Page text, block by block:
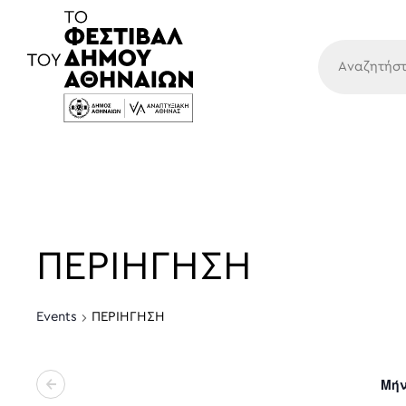
Κύρια
ΠΕΡΙΗΓΗΣΗ
Events ΠΕΡΙΗΓΗΣΗ